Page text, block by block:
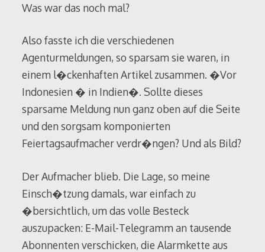
Was war das noch mal?
Also fasste ich die verschiedenen
Agenturmeldungen, so sparsam sie waren, in
einem l�ckenhaften Artikel zusammen. �Vor
Indonesien � in Indien�. Sollte dieses
sparsame Meldung nun ganz oben auf die Seite
und den sorgsam komponierten
Feiertagsaufmacher verdr�ngen? Und als Bild?
Der Aufmacher blieb. Die Lage, so meine
Einsch�tzung damals, war einfach zu
�bersichtlich, um das volle Besteck
auszupacken: E-Mail-Telegramm an tausende
Abonnenten verschicken, die Alarmkette aus